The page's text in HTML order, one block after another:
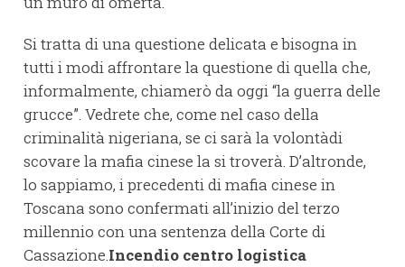
Si tratta di una questione delicata e bisogna in
tutti i modi affrontare la questione di quella che,
informalmente, chiamerò da oggi “la guerra delle
grucce”. Vedrete che, come nel caso della
criminalità nigeriana, se ci sarà la volontàdi
scovare la mafia cinese la si troverà. D’altronde,
lo sappiamo, i precedenti di mafia cinese in
Toscana sono confermati all’inizio del terzo
millennio con una sentenza della Corte di
Cassazione.Incendio centro logistica